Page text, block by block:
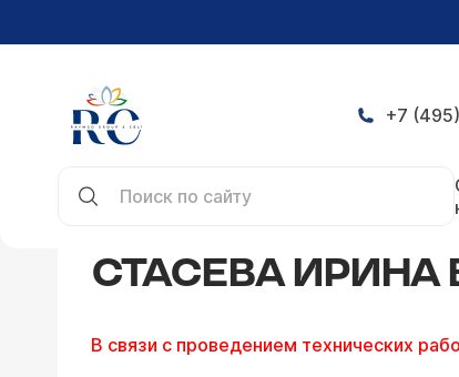
+7
СТАСЕВА ИРИНА
В связи с проведением технических